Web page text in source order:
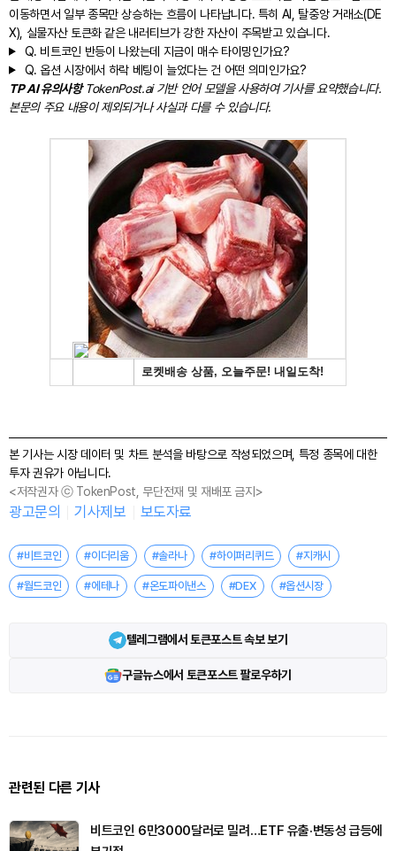
이동하면서 일부 종목만 상승하는 흐름이 나타납니다. 특히 AI, 탈중앙 거래소(DE
X), 실물자산 토큰화 같은 내러티브가 강한 자산이 주목받고 있습니다.
Q. 비트코인 반등이 나왔는데 지금이 매수 타이밍인가요?
Q. 옵션 시장에서 하락 베팅이 늘었다는 건 어떤 의미인가요?
TP AI 유의사항TokenPost.ai 기반 언어 모델을 사용하여 기사를 요약했습니다.
본문의 주요 내용이 제외되거나 사실과 다를 수 있습니다.
본 기사는 시장 데이터 및 차트 분석을 바탕으로 작성되었으며, 특정 종목에 대한
투자 권유가 아닙니다.
<저작권자 ⓒ TokenPost, 무단전재 및 재배포 금지>
광고문의 기사제보 보도자료
#비트코인 #이더리움 #솔라나 #하이퍼리퀴드 #지캐시
#월드코인 #에테나 #온도파이낸스 #DEX #옵션시장
텔레그램에서 토큰포스트 속보 보기
구글뉴스에서 토큰포스트 팔로우하기
관련된 다른 기사
비트코인 6만3000달러로 밀려…ETF 유출·변동성 급등에